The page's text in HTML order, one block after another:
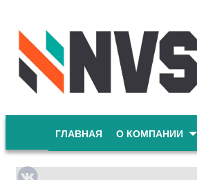
ГЛАВНАЯ О КОМПАНИИ